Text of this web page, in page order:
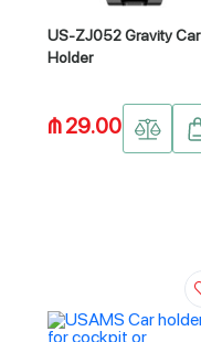
US-ZJ052 Gravity Car
Holder
₼ 29.00